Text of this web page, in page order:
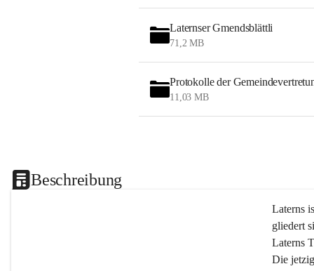
Laternser Gmendsblättli
71,2 MB
Protokolle der
11,03 MB
Beschreibung
Laterns
gliedert
Laterns
Die